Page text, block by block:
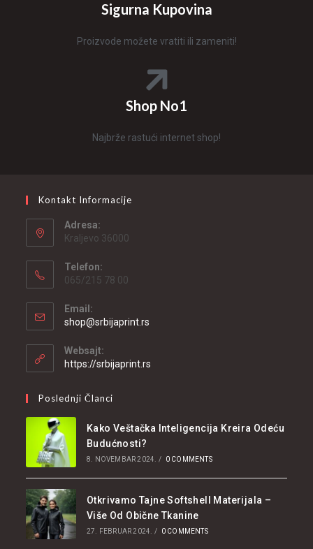
Sigurna Kupovina
Proizvode možete vratiti ili zameniti!
Shop No1
Najbrže rastući internet shop!
Kontakt Informacije
Adresa:
Kraljevo 36000
Telefon:
065/215 78 00
Email:
shop@srbijaprint.rs
Websajt:
https://srbijaprint.rs
Poslednji Članci
Kako Veštačka Inteligencija Kreira Odeću
Budućnosti?
8. NOVEMBAR 2024. / 0 COMMENTS
Otkrivamo Tajne Softshell Materijala –
Više Od Obične Tkanine
27. FEBRUAR 2024. / 0 COMMENTS